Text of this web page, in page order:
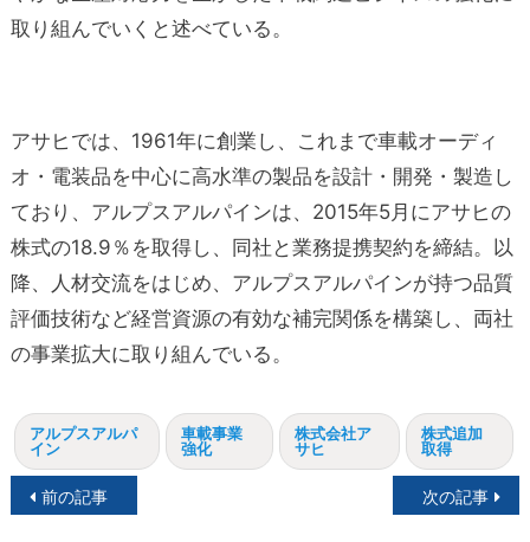
取り組んでいくと述べている。
アサヒでは、1961年に創業し、これまで車載オーディ
オ・電装品を中心に高水準の製品を設計・開発・製造し
ており、アルプスアルパインは、2015年5月にアサヒの
株式の18.9％を取得し、同社と業務提携契約を締結。以
降、人材交流をはじめ、アルプスアルパインが持つ品質
評価技術など経営資源の有効な補完関係を構築し、両社
の事業拡大に取り組んでいる。
アルプスアルパ
イン
車載事業
強化
株式会社ア
サヒ
株式追加
取得
投前の記事 次の記事